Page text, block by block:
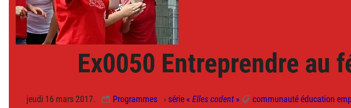
Ex0050 Entreprendre au
jeudi 16 mars 2017. Programmes › série «Elles codent» communauté éducation